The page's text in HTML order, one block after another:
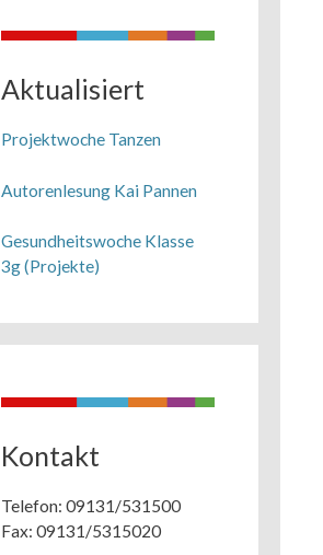
Aktualisiert
Projektwoche Tanzen
Autorenlesung Kai Pannen
Gesundheitswoche Klasse
3g (Projekte)
Kontakt
Telefon: 09131/531500
Fax: 09131/5315020